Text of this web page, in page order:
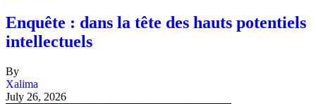
Enquête : dans la tête des hauts potentiels
intellectuels
By
Xalima
July 26, 2026